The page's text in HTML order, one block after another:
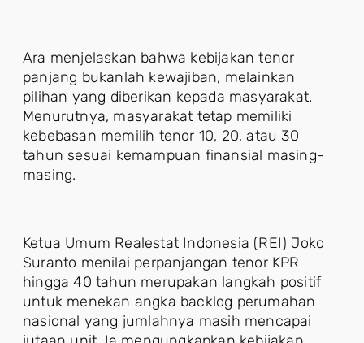
Ara menjelaskan bahwa kebijakan tenor
panjang bukanlah kewajiban, melainkan
pilihan yang diberikan kepada masyarakat.
Menurutnya, masyarakat tetap memiliki
kebebasan memilih tenor 10, 20, atau 30
tahun sesuai kemampuan finansial masing-
masing.
Ketua Umum Realestat Indonesia (REI) Joko
Suranto menilai perpanjangan tenor KPR
hingga 40 tahun merupakan langkah positif
untuk menekan angka backlog perumahan
nasional yang jumlahnya masih mencapai